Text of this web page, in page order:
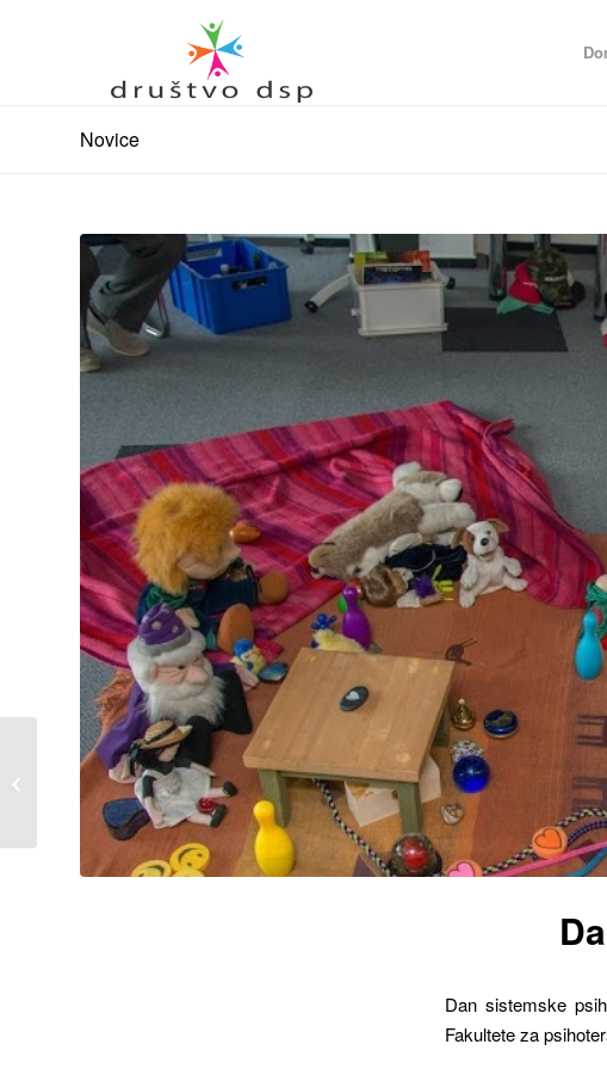
Novice
Dan sistemske
Fakultete za
Študij sistemske
psihoterapije